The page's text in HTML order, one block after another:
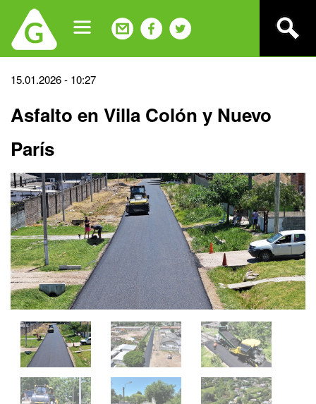
navigation
Back
top
15.01.2026 - 10:27
Asfalto en Villa Colón y Nuevo
París